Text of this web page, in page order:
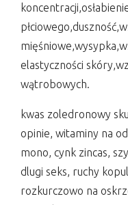
elastyczności
wątrobowych.
kwas zoledronowy
opinie, witaminy na
mono, cynk zincas,
dlugi seks, ruchy
rozkurczowo na